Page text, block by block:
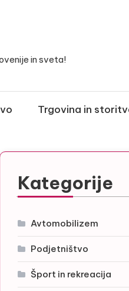
in sveta!
Trgovina in
Kategorije
Avtomobilizem
Podjetništvo
Šport in rekreacija